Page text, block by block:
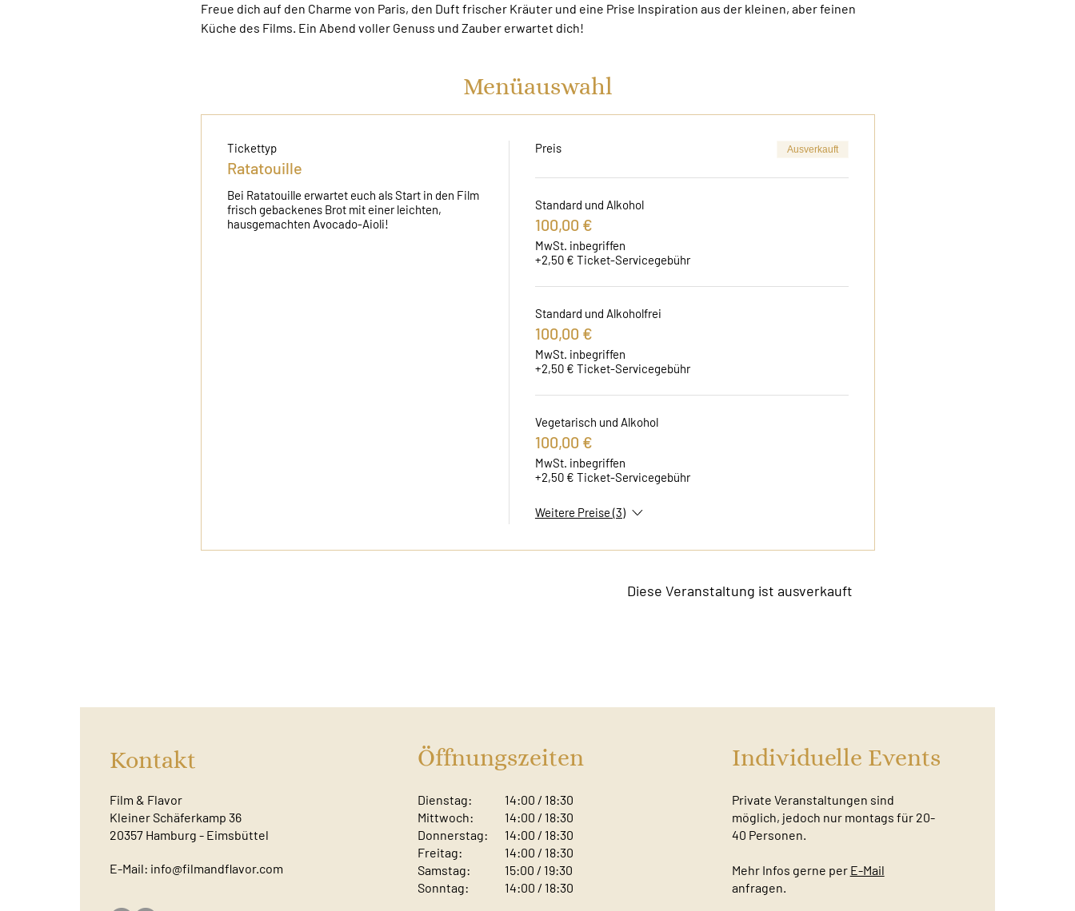
Freue dich auf den Charme von Paris, den Duft frischer Kräuter und eine Prise Inspiration aus der kleinen, aber feinen
Küche des Films. Ein Abend voller Genuss und Zauber erwartet dich!
Menüauswahl
Tickettyp
Ratatouille
Bei Ratatouille erwartet euch als Start in den Film
frisch gebackenes Brot mit einer leichten,
hausgemachten Avocado-Aioli!
Preis Ausverkauft
Standard und Alkohol
100,00 €
MwSt. inbegriffen
+2,50 € Ticket-Servicegebühr
Standard und Alkoholfrei
100,00 €
MwSt. inbegriffen
+2,50 € Ticket-Servicegebühr
Vegetarisch und Alkohol
100,00 €
MwSt. inbegriffen
+2,50 € Ticket-Servicegebühr
Weitere Preise (3)
Diese Veranstaltung ist ausverkauft
Kontakt
Film & Flavor
Kleiner Schäferkamp 36
20357 Hamburg - Eimsbüttel
E-Mail: info@filmandflavor.com
Öffnungszeiten
Dienstag:
Mittwoch:
Donnerstag:
Freitag:
Samstag:
Sonntag: ​
14:00 / 18:30
14:00 / 18:30
14:00 / 18:30
14:00 / 18:30
15:00 / 19:30
14:00 / 18:30
Individuelle Events
Private Veranstaltungen sind
möglich, jedoch nur montags für 20-
40 Personen.
Mehr Infos gerne per E-Mail
anfragen.